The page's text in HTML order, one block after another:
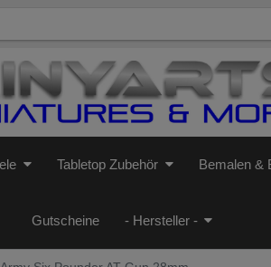
Tabletop Zubehör Bemalen &
Gutscheine - Hersteller -